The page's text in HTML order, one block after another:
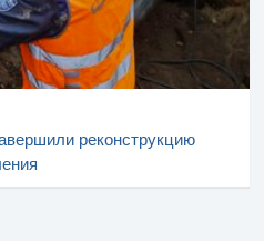
реконструкцию